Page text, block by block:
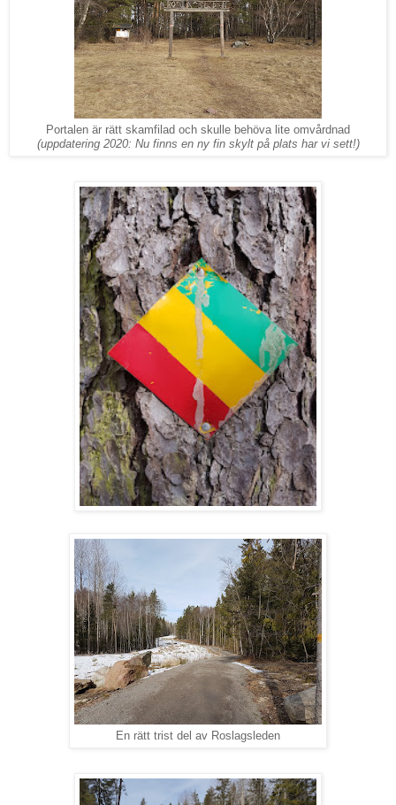
Portalen är rätt skamfilad och skulle behöva lite omvårdnad
(uppdatering 2020: Nu finns en ny fin skylt på plats har vi sett!)
En rätt trist del av Roslagsleden